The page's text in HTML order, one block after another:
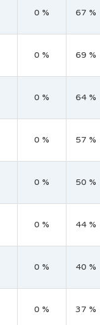
0 % 67 %
0 % 69 %
0 % 64 %
0 % 57 %
0 % 50 %
0 % 44 %
0 % 40 %
0 % 37 %